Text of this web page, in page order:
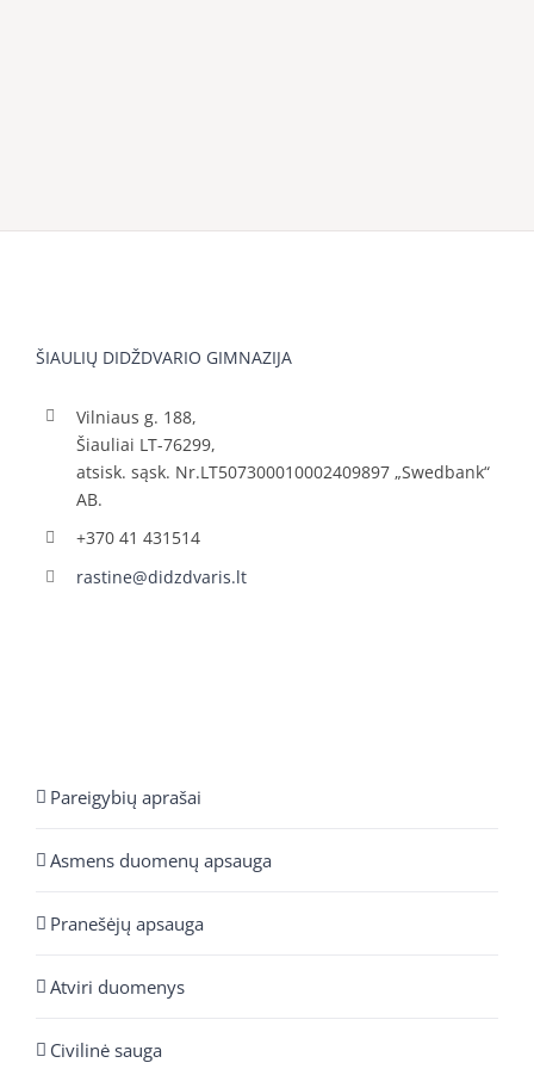
ŠIAULIŲ DIDŽDVARIO GIMNAZIJA
Vilniaus g. 188,
Šiauliai LT-76299,
atsisk. sąsk. Nr.LT507300010002409897 „Swedbank“
AB.
+370 41 431514
rastine@didzdvaris.lt
Pareigybių aprašai
Asmens duomenų apsauga
Pranešėjų apsauga
Atviri duomenys
Civilinė sauga